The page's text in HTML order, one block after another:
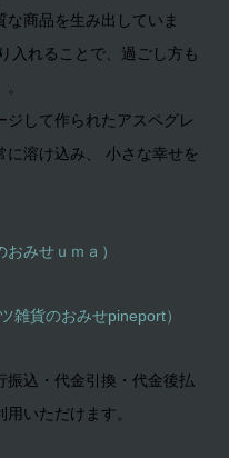
商品を生み出していま
入れることで、過ごし方も
して作られたアスペグレ
に溶け込み、 小さな幸せを
みせｕｍａ）
雑貨のおみせpineport）
振込・代金引換・代金後払
いただけます。